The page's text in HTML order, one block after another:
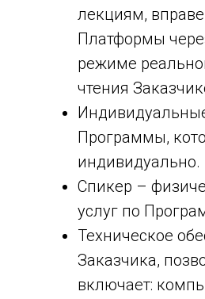
лекциям,
Платформы
режиме
чтения
Программы,
индивидуально.
Спикер –
услуг по
Техническое
Заказчика,
включает: